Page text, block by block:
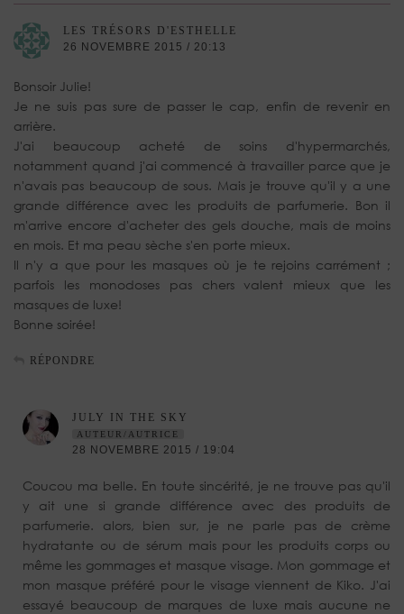
LES TRÉSORS D'ESTHELLE
26 NOVEMBRE 2015 / 20:13
Bonsoir Julie!
Je ne suis pas sure de passer le cap, enfin de revenir en
arrière.
J'ai beaucoup acheté de soins d'hypermarchés,
notamment quand j'ai commencé à travailler parce que je
n'avais pas beaucoup de sous. Mais je trouve qu'il y a une
grande différence avec les produits de parfumerie. Bon il
m'arrive encore d'acheter des gels douche, mais de moins
en mois. Et ma peau sèche s'en porte mieux.
Il n'y a que pour les masques où je te rejoins carrément ;
parfois les monodoses pas chers valent mieux que les
masques de luxe!
Bonne soirée!
RÉPONDRE
JULY IN THE SKY
AUTEUR/AUTRICE
28 NOVEMBRE 2015 / 19:04
Coucou ma belle. En toute sincérité, je ne trouve pas qu'il
y ait une si grande différence avec des produits de
parfumerie. alors, bien sur, je ne parle pas de crème
hydratante ou de sérum mais pour les produits corps ou
même les gommages et masque visage. Mon gommage et
mon masque préféré pour le visage viennent de Kiko. J'ai
essayé beaucoup de marques de luxe mais aucune ne